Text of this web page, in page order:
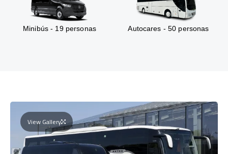
Minibús - 19 personas Autocares - 50 personas
View Gallery